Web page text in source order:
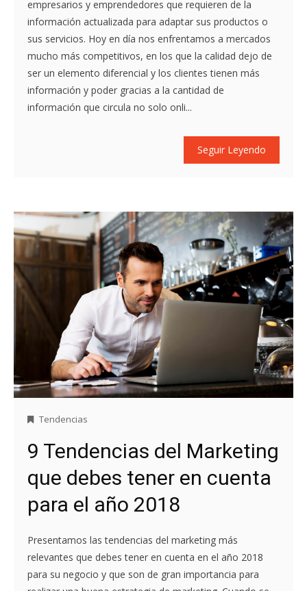
empresarios y emprendedores que requieren de la
información actualizada para adaptar sus productos o
sus servicios. Hoy en día nos enfrentamos a mercados
mucho más competitivos, en los que la calidad dejo de
ser un elemento diferencial y los clientes tienen más
información y poder gracias a la cantidad de
información que circula no solo onli...
Seguir Leyendo
Tendencias
9 Tendencias del Marketing
que debes tener en cuenta
para el año 2018
Presentamos las tendencias del marketing más
relevantes que debes tener en cuenta en el año 2018
para su negocio y que son de gran importancia para